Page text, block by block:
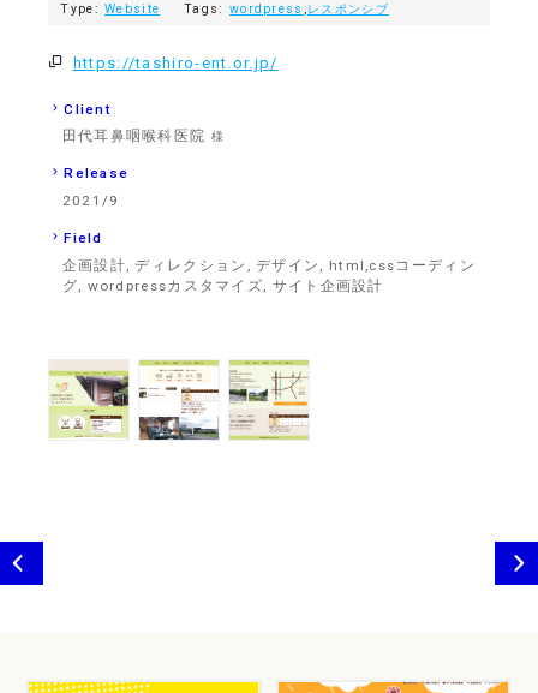
Type:Website Tags: wordpress ,レスポンシブ
https://tashiro-ent.or.jp/
Client
田代耳鼻咽喉科医院 様
Release
2021/9
Field
企画設計, ディレクション, デザイン, html,cssコーディン
グ, wordpressカスタマイズ, サイト企画設計